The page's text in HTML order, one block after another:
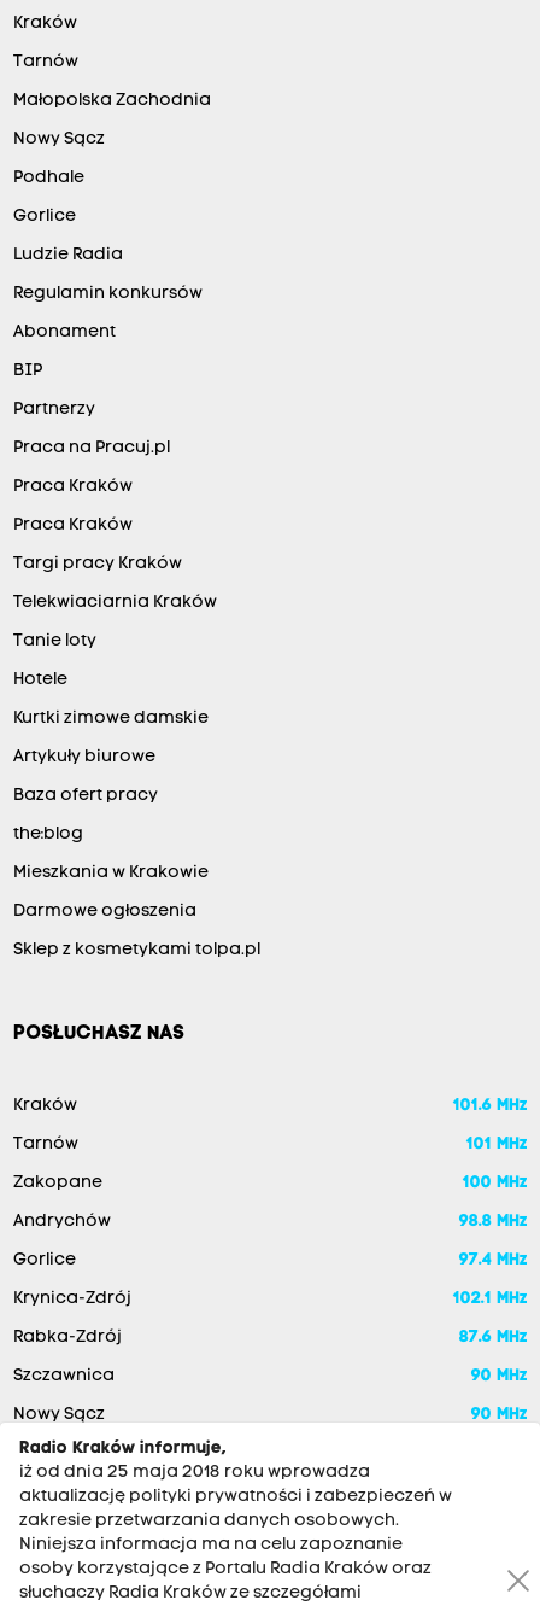
Kraków
Tarnów
Małopolska Zachodnia
Nowy Sącz
Podhale
Gorlice
Ludzie Radia
Regulamin konkursów
Abonament
BIP
Partnerzy
Praca na Pracuj.pl
Praca Kraków
Praca Kraków
Targi pracy Kraków
Telekwiaciarnia Kraków
Tanie loty
Hotele
Kurtki zimowe damskie
Artykuły biurowe
Baza ofert pracy
the:blog
Mieszkania w Krakowie
Darmowe ogłoszenia
Sklep z kosmetykami tolpa.pl
POSŁUCHASZ NAS
Kraków 101.6 MHz
Tarnów 101 MHz
Zakopane 100 MHz
Andrychów 98.8 MHz
Gorlice 97.4 MHz
Krynica-Zdrój 102.1 MHz
Rabka-Zdrój 87.6 MHz
Szczawnica 90 MHz
Nowy Sącz
90 MHz
Radio Kraków informuje,
iż od dnia 25 maja 2018 roku wprowadza
aktualizację polityki prywatności i zabezpieczeń w
zakresie przetwarzania danych osobowych.
Niniejsza informacja ma na celu zapoznanie
osoby korzystające z Portalu Radia Kraków oraz
słuchaczy Radia Kraków ze szczegółami